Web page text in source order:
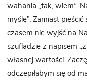
wahania „tak, wiem”.
myślę”. Zamiast pieścić
czasem nie wyjść na
szufladzie z napisem
własnej wartości.
odczepiłabym się od